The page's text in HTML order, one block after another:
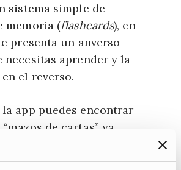
sistema simple de
memoria (flashcards), en
presenta un anverso
necesitas aprender y la
el reverso.
app puedes encontrar
de cartas” ya
kanjiy mucho más, como